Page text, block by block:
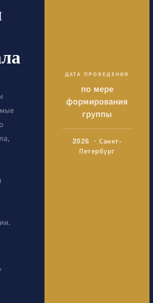
ДАТА ПРОВЕДЕНИЯ
по мере
формирования
группы
2026 · Санкт-
Петербург